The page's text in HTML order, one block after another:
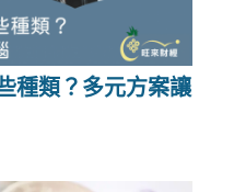
種類？多元方案讓